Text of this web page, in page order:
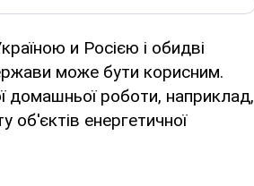
и Росією і обидві
може бути корисним.
домашньої роботи, наприклад,
об'єктів енергетичної